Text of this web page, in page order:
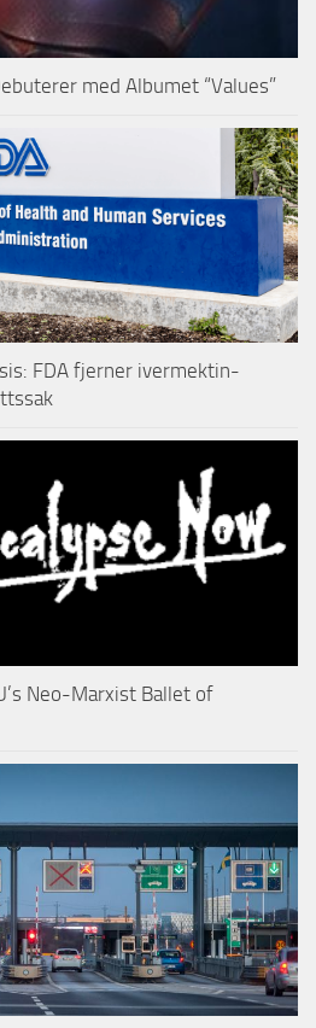
med Albumet “Values”
FDA fjerner ivermektin-
Neo-Marxist Ballet of